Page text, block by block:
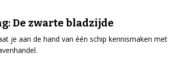
De zwarte bladzijde
je aan de hand van één schip kennismaken met